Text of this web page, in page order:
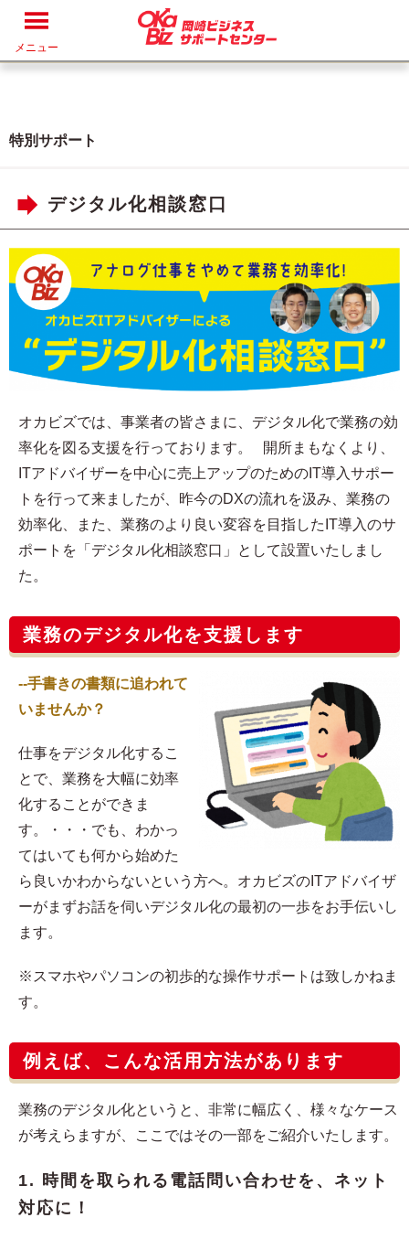
メニュー
特別サポート
デジタル化相談窓口
オカビズでは、事業者の皆さまに、デジタル化で業務の効
率化を図る支援を行っております。 開所まもなくより、
ITアドバイザーを中心に売上アップのためのIT導入サポー
トを行って来ましたが、昨今のDXの流れを汲み、業務の
効率化、また、業務のより良い変容を目指したIT導入のサ
ポートを「デジタル化相談窓口」として設置いたしまし
た。
業務のデジタル化を支援します
--手書きの書類に追われて
いませんか？
仕事をデジタル化するこ
とで、業務を大幅に効率
化することができま
す。・・・でも、わかっ
てはいても何から始めた
ら良いかわからないという方へ。オカビズのITアドバイザ
ーがまずお話を伺いデジタル化の最初の一歩をお手伝いし
ます。
※スマホやパソコンの初歩的な操作サポートは致しかねま
す。
例えば、こんな活用方法があります
業務のデジタル化というと、非常に幅広く、様々なケース
が考えらますが、ここではその一部をご紹介いたします。
1. 時間を取られる電話問い合わせを、ネット
対応に！